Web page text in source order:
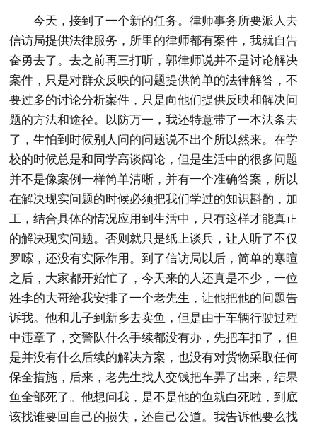
今天，接到了一个新的任务。律师事务所要派人去
信访局提供法律服务，所里的律师都有案件，我就自告
奋勇去了。去之前再三打听，郭律师说并不是讨论解决
案件，只是对群众反映的问题提供简单的法律解答，不
要过多的讨论分析案件，只是向他们提供反映和解决问
题的方法和途径。以防万一，我还特意带了一本法条去
了，生怕到时候别人问的问题说不出个所以然来。在学
校的时候总是和同学高谈阔论，但是生活中的很多问题
并不是像案例一样简单清晰，并有一个准确答案，所以
在解决现实问题的时候必须把我们学过的知识斟酌，加
工，结合具体的情况应用到生活中，只有这样才能真正
的解决现实问题。否则就只是纸上谈兵，让人听了不仅
罗嗦，还没有实际作用。到了信访局以后，简单的寒暄
之后，大家都开始忙了，今天来的人还真是不少，一位
姓李的大哥给我安排了一个老先生，让他把他的问题告
诉我。他和儿子到新乡去卖鱼，但是由于车辆行驶过程
中违章了，交警队什么手续都没有办，先把车扣了，但
是并没有什么后续的解决方案，也没有对货物采取任何
保全措施，后来，老先生找人交钱把车弄了出来，结果
鱼全部死了。他想问我，是不是他的鱼就白死啦，到底
该找谁要回自己的损失，还自己公道。我告诉他要么找